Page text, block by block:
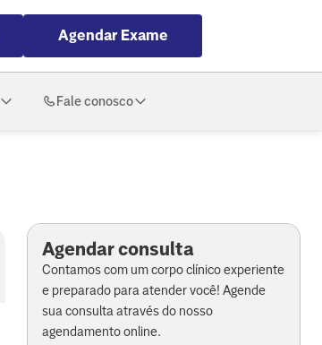
Agendar Exame
Fale conosco
Agendar consulta
Contamos com um corpo clínico experiente
e preparado para atender você! Agende
sua consulta através do nosso
agendamento online.